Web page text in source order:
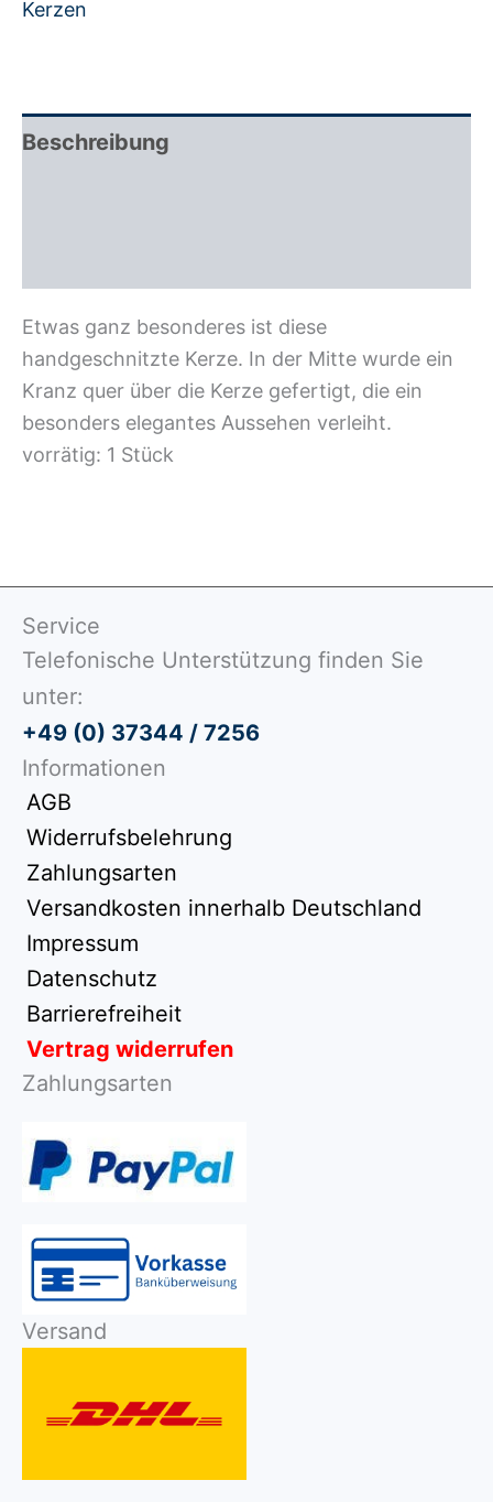
Kerzen
Beschreibung
Etwas ganz besonderes ist diese
handgeschnitzte Kerze. In der Mitte wurde ein
Kranz quer über die Kerze gefertigt, die ein
besonders elegantes Aussehen verleiht.
vorrätig: 1 Stück
Service
Telefonische Unterstützung finden Sie
unter:
+49 (0) 37344 / 7256
Informationen
AGB
Widerrufsbelehrung
Zahlungsarten
Versandkosten innerhalb Deutschland
Impressum
Datenschutz
Barrierefreiheit
Vertrag widerrufen
Zahlungsarten
Versand